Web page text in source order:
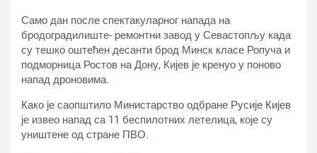
Само дан после спектакуларног напада на
бродоградилиште- ремонтни завод у Севастопљу када
су тешко оштећен десанти брод Минск класе Ропуча и
подморница Ростов на Дону, Кијев је кренуо у поново
напад дроновима.
Како је саопштило Министарство одбране Русије Кијев
је извео напад са 11 беспилотних летелица, које су
уништене од стране ПВО.